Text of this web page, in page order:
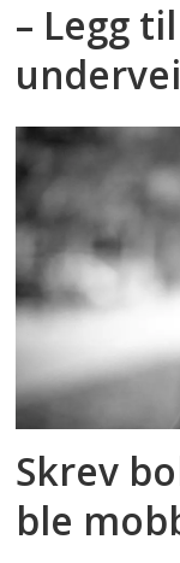
– Legg
Skrev
ble